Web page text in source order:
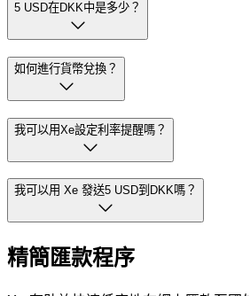
5 USD在DKK中是多少？
如何進行貨幣兌換？
我可以用Xe設定利率提醒嗎？
我可以用 Xe 發送5 USD到DKK嗎？
精簡匯款程序